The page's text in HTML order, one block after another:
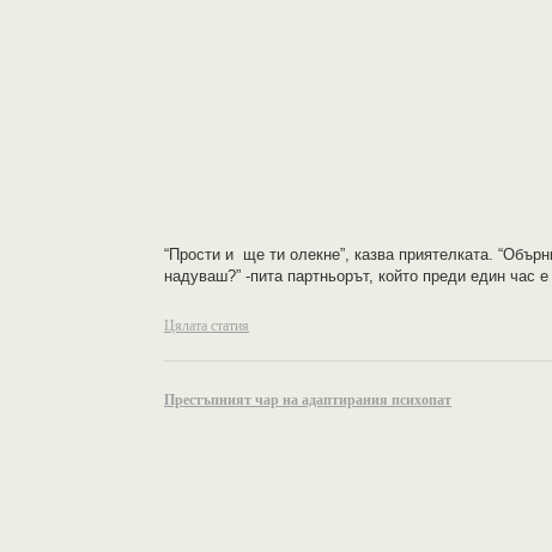
“Прости и ще ти олекне”, казва приятелката.
надуваш?” -пита партньорът, който преди един час
Цялата статия
Престъпният чар на адаптирания психопат